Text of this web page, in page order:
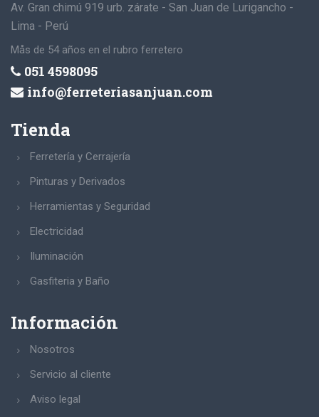
Av. Gran chimú 919 urb. zárate - San Juan de Lurigancho -
Lima - Perú
Mås de 54 años en el rubro ferretero
051 4598095
info@ferreteriasanjuan.com
Tienda
Ferretería y Cerrajería
Pinturas y Derivados
Herramientas y Seguridad
Electricidad
Iluminación
Gasfiteria y Baño
Información
Nosotros
Servicio al cliente
Aviso legal